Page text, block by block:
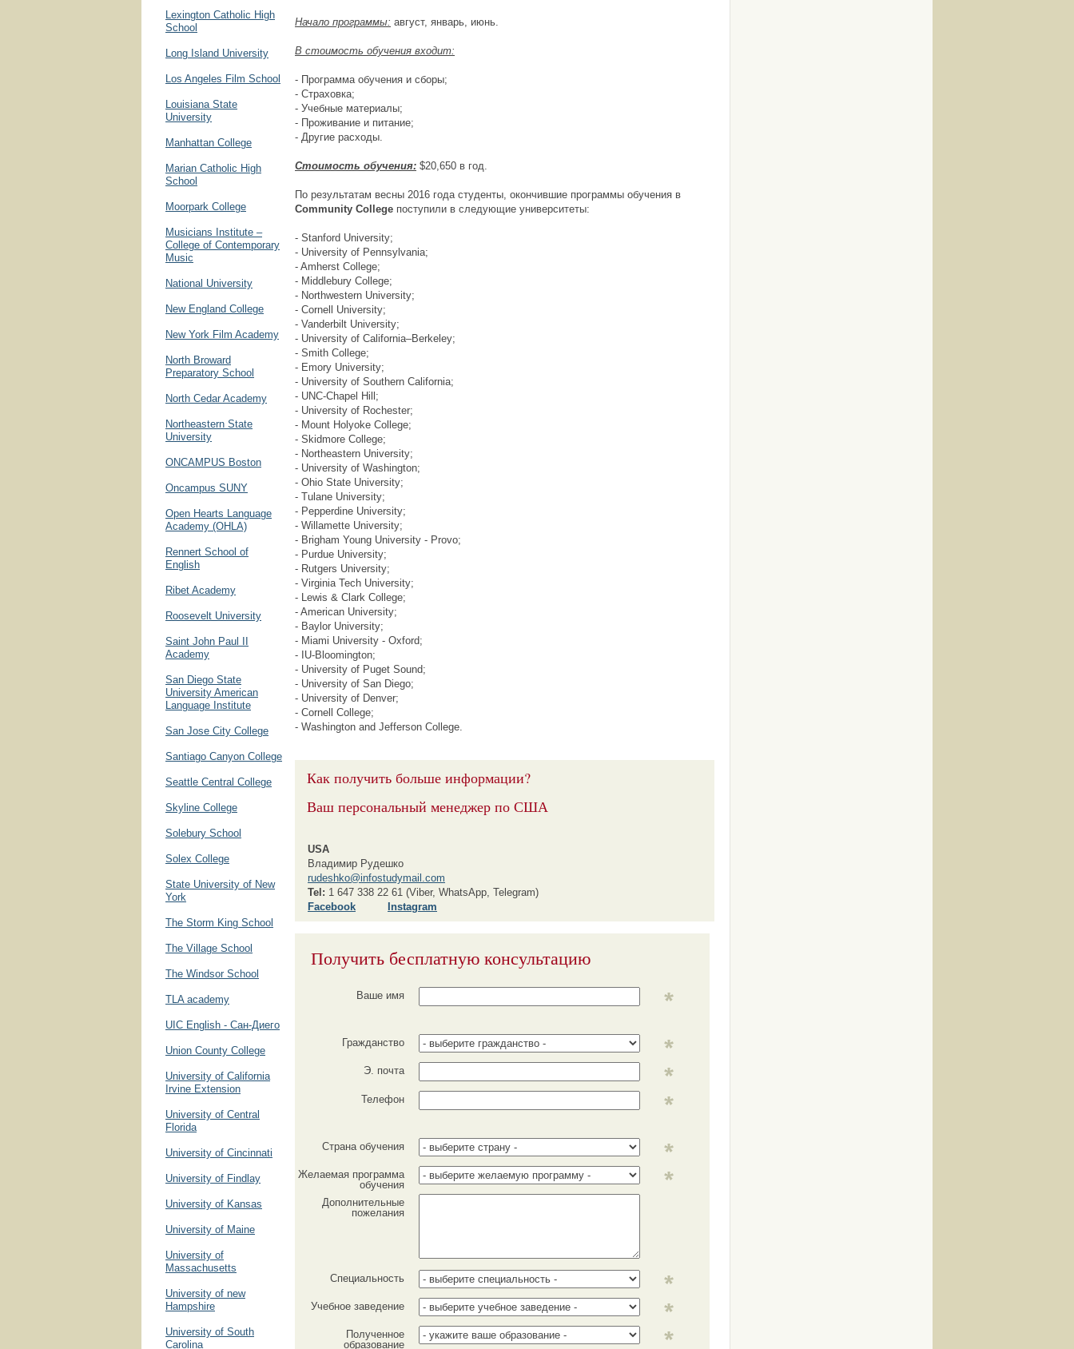
Lexington Catholic High
School
Long Island University
Los Angeles Film School
Louisiana State
University
Manhattan College
Marian Catholic High
School
Moorpark College
Musicians Institute –
College of Contemporary
Music
National University
New England College
New York Film Academy
North Broward
Preparatory School
North Cedar Academy
Northeastern State
University
ONCAMPUS Boston
Oncampus SUNY
Open Hearts Language
Academy (OHLA)
Rennert School of
English
Ribet Academy
Roosevelt University
Saint John Paul II
Academy
San Diego State
University American
Language Institute
San Jose City College
Santiago Canyon College
Seattle Central College
Skyline College
Solebury School
Solex College
State University of New
York
The Storm King School
The Village School
The Windsor School
TLA academy
UIC English - Сан-Диего
Union County College
University of California
Irvine Extension
University of Central
Florida
University of Cincinnati
University of Findlаy
University of Kansas
University of Maine
University of
Massachusetts
University of new
Hampshire
University of South
Carolina
Начало программы: август, январь, июнь.
В стоимость обучения входит:
- Программа обучения и сборы;
- Страховка;
- Учебные материалы;
- Проживание и питание;
- Другие расходы.
Стоимость обучения: $20,650 в год.
По результатам весны 2016 года студенты, окончившие программы обучения в
Community College поступили в следующие университеты:
- Stanford University;
- University of Pennsylvania;
- Amherst College;
- Middlebury College;
- Northwestern University;
- Cornell University;
- Vanderbilt University;
- University of California–Berkeley;
- Smith College;
- Emory University;
- University of Southern California;
- UNC-Chapel Hill;
- University of Rochester;
- Mount Holyoke College;
- Skidmore College;
- Northeastern University;
- University of Washington;
- Ohio State University;
- Tulane University;
- Pepperdine University;
- Willamette University;
- Brigham Young University - Provo;
- Purdue University;
- Rutgers University;
- Virginia Tech University;
- Lewis & Clark College;
- American University;
- Baylor University;
- Miami University - Oxford;
- IU-Bloomington;
- University of Puget Sound;
- University of San Diego;
- University of Denver;
- Cornell College;
- Washington and Jefferson College.
Как получить больше информации?
Ваш персональный менеджер по США
USA
Владимир Рудешко
rudeshko@infostudymail.com
Tel: 1 647 338 22 61 (Viber, WhatsApp, Telegram)
Facebook Instagram
Получить бесплатную консультацию
Ваше имя
Гражданство
Э. почта
Телефон
Страна обучения
Желаемая программа
обучения
Дополнительные
пожелания
Специальность
Учебное заведение
Полученное
образование